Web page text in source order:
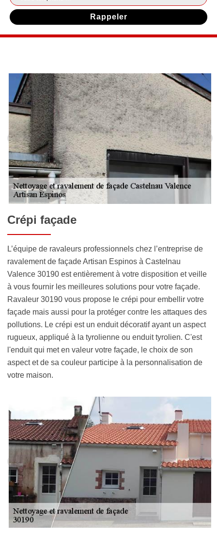
Crépi façade
L’équipe de ravaleurs professionnels chez l’entreprise de
ravalement de façade Artisan Espinos à Castelnau
Valence 30190 est entièrement à votre disposition et veille
à vous fournir les meilleures solutions pour votre façade.
Ravaleur 30190 vous propose le crépi pour embellir votre
façade mais aussi pour la protéger contre les attaques des
pollutions. Le crépi est un enduit décoratif ayant un aspect
rugueux, appliqué à la tyrolienne ou enduit tyrolien. C'est
l'enduit qui met en valeur votre façade, le choix de son
aspect et de sa couleur participe à la personnalisation de
votre maison.